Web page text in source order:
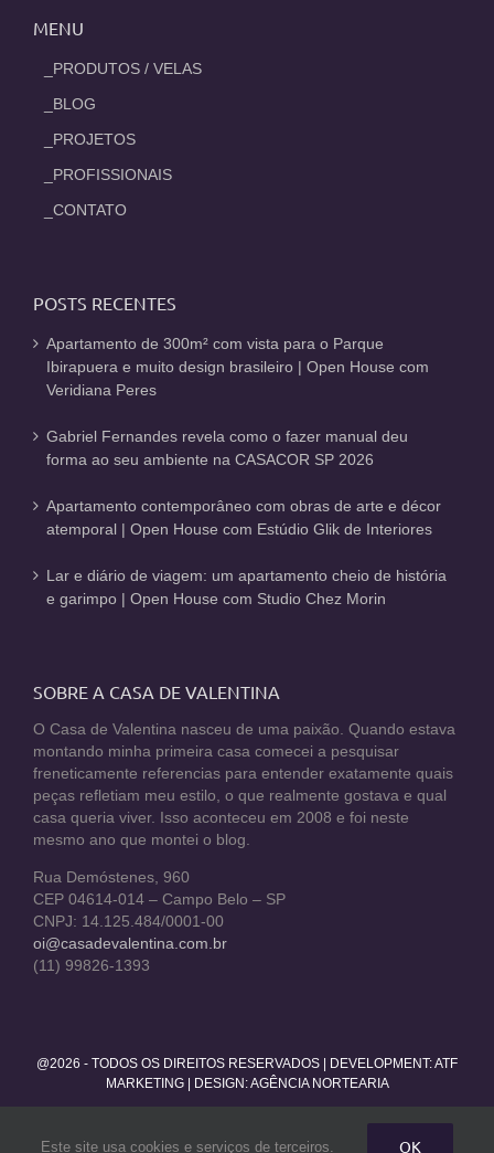
MENU
_PRODUTOS / VELAS
_BLOG
_PROJETOS
_PROFISSIONAIS
_CONTATO
POSTS RECENTES
Apartamento de 300m² com vista para o Parque
Ibirapuera e muito design brasileiro | Open House com
Veridiana Peres
Gabriel Fernandes revela como o fazer manual deu
forma ao seu ambiente na CASACOR SP 2026
Apartamento contemporâneo com obras de arte e décor
atemporal | Open House com Estúdio Glik de Interiores
Lar e diário de viagem: um apartamento cheio de história
e garimpo | Open House com Studio Chez Morin
SOBRE A CASA DE VALENTINA
O Casa de Valentina nasceu de uma paixão. Quando estava
montando minha primeira casa comecei a pesquisar
freneticamente referencias para entender exatamente quais
peças refletiam meu estilo, o que realmente gostava e qual
casa queria viver. Isso aconteceu em 2008 e foi neste
mesmo ano que montei o blog.
Rua Demóstenes, 960
CEP 04614-014 – Campo Belo – SP
CNPJ: 14.125.484/0001-00
oi@casadevalentina.com.br
(11) 99826-1393
@2026 - TODOS OS DIREITOS RESERVADOS | DEVELOPMENT:ATF
MARKETING| DESIGN: AGÊNCIA NORTEARIA
FacebookTwitterInstagramPinterestYouTube
Este site usa cookies e serviços de terceiros. OK